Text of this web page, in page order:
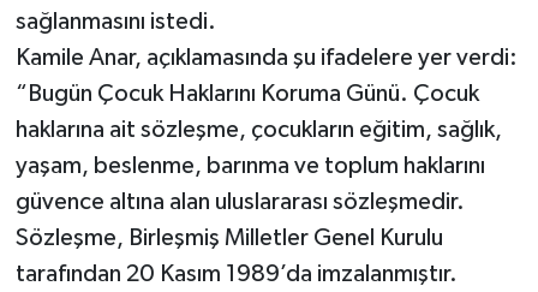
sağlanmasını istedi.
Kamile Anar, açıklamasında şu ifadelere yer verdi:
“Bugün Çocuk Haklarını Koruma Günü. Çocuk
haklarına ait sözleşme, çocukların eğitim, sağlık,
yaşam, beslenme, barınma ve toplum haklarını
güvence altına alan uluslararası sözleşmedir.
Sözleşme, Birleşmiş Milletler Genel Kurulu
tarafından 20 Kasım 1989’da imzalanmıştır.